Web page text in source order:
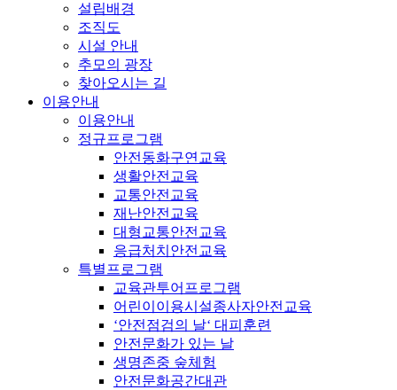
설립배경
조직도
시설 안내
추모의 광장
찾아오시는 길
이용안내
이용안내
정규프로그램
안전동화구연교육
생활안전교육
교통안전교육
재난안전교육
대형교통안전교육
응급처치안전교육
특별프로그램
교육관투어프로그램
어린이이용시설종사자안전교육
‘안전점검의 날‘ 대피훈련
안전문화가 있는 날
생명존중 숲체험
안전문화공간대관